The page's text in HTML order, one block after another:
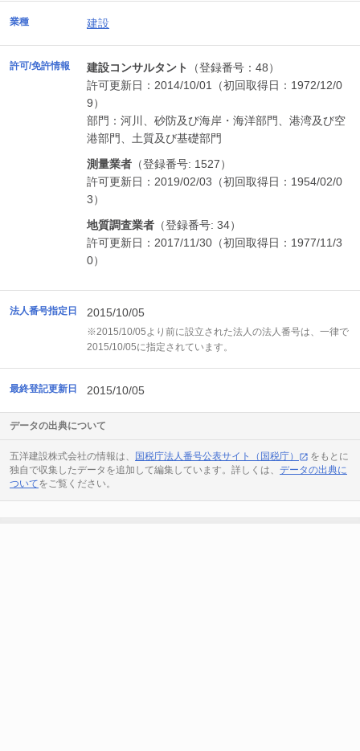
業種 建設
許可/免許情報 建設コンサルタント
（登録番号：48）
許可更新日：2014/10/01（初回取得日：1972/12/0
9）
部門：河川、砂防及び海岸・海洋部門、港湾及び空
港部門、土質及び基礎部門
測量業者 （登録番号: 1527）
許可更新日：2019/02/03（初回取得日：1954/02/0
3）
地質調査業者 （登録番号: 34）
許可更新日：2017/11/30（初回取得日：1977/11/3
0）
法人番号指定日 2015/10/05
※2015/10/05より前に設立された法人の法人番号は、一律で
2015/10/05に指定されています。
最終登記更新日 2015/10/05
データの出典について
五洋建設株式会社の情報は、 国税庁法人番号公表サイト（国税庁）
をもとに
独自で収集したデータを追加して編集しています。詳しくは、 データの出典に
ついてをご覧ください。